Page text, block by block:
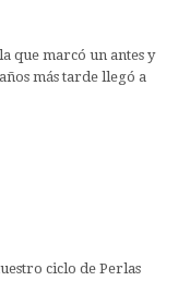
que marcó un antes y
más tarde llegó a
ciclo de Perlas